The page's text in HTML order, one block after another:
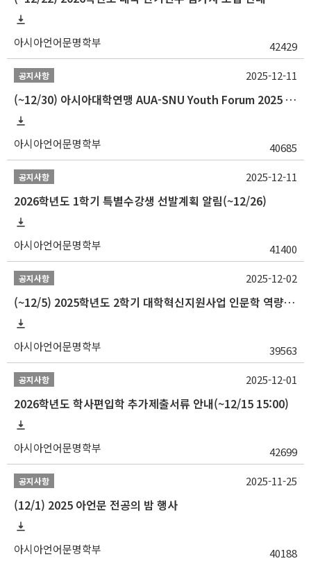
아시아언어문명학부 42429
공지사항
(~12/30) 아시아대학연맹 AUA-SNU Youth Forum 2025 참가자 선발 안내
아시아언어문명학부 40685
2025-12-11
공지사항
2026학년도 1학기 특별수강생 선발계획 알림(~12/26)
아시아언어문명학부 41400
2025-12-11
공지사항
(~12/5) 2025학년도 2학기 대학혁신지원사업 인문학 역량강화 국제학술대회 참가 경비 지원 안내(2차)
아시아언어문명학부 39563
2025-12-02
공지사항
2026학년도 학사편입학 추가제출서류 안내(~12/15 15:00)
아시아언어문명학부 42699
2025-12-01
공지사항
(12/1) 2025 아언문 전공의 밤 행사
아시아언어문명학부 40188
2025-11-25